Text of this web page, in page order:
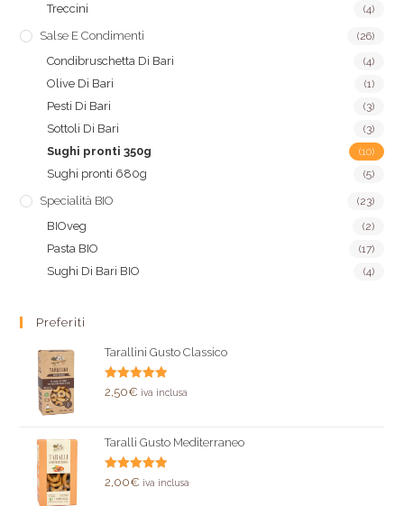
Treccini (4)
Salse E Condimenti (26)
Condibruschetta Di Bari (4)
Olive Di Bari (1)
Pesti Di Bari (3)
Sottoli Di Bari (3)
Sughi pronti 350g (10)
Sughi pronti 680g (5)
Specialità BIO (23)
BIOveg (2)
Pasta BIO (17)
Sughi Di Bari BIO (4)
Preferiti
Tarallini Gusto Classico
Valutato
2,50€ iva inclusa
Taralli Gusto Mediterraneo
Valutato
2,00€ iva inclusa